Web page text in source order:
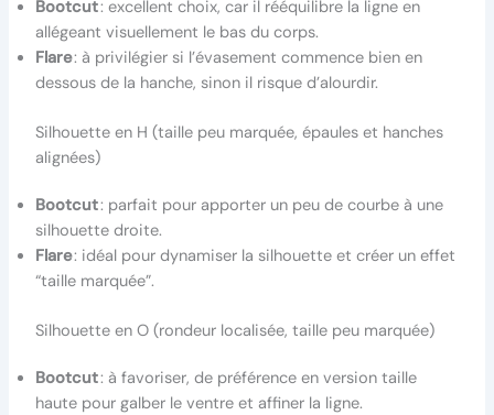
Bootcut: excellent choix, car il rééquilibre la ligne en
allégeant visuellement le bas du corps.
Flare: à privilégier si l’évasement commence bien en
dessous de la hanche, sinon il risque d’alourdir.
Silhouette en H (taille peu marquée, épaules et hanches
alignées)
Bootcut: parfait pour apporter un peu de courbe à une
silhouette droite.
Flare: idéal pour dynamiser la silhouette et créer un effet
“taille marquée”.
Silhouette en O (rondeur localisée, taille peu marquée)
Bootcut: à favoriser, de préférence en version taille
haute pour galber le ventre et affiner la ligne.